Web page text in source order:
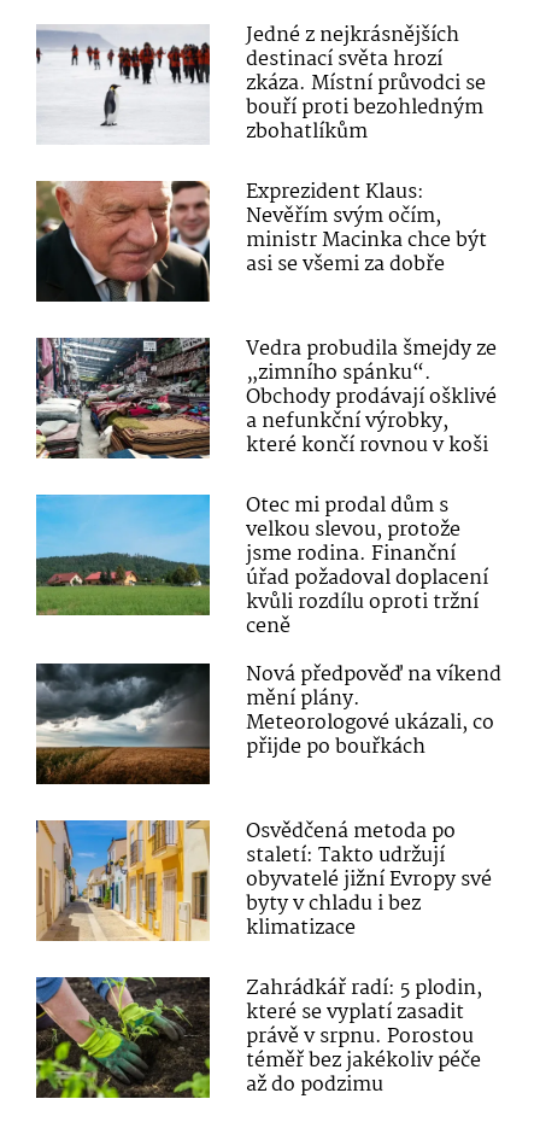
Jedné z nejkrásnějších
destinací světa hrozí
zkáza. Místní průvodci se
bouří proti bezohledným
zbohatlíkům
Exprezident Klaus:
Nevěřím svým očím,
ministr Macinka chce být
asi se všemi za dobře
Vedra probudila šmejdy ze
„zimního spánku“.
Obchody prodávají ošklivé
a nefunkční výrobky,
které končí rovnou v koši
Otec mi prodal dům s
velkou slevou, protože
jsme rodina. Finanční
úřad požadoval doplacení
kvůli rozdílu oproti tržní
ceně
Nová předpověď na víkend
mění plány.
Meteorologové ukázali, co
přijde po bouřkách
Osvědčená metoda po
staletí: Takto udržují
obyvatelé jižní Evropy své
byty v chladu i bez
klimatizace
Zahrádkář radí: 5 plodin,
které se vyplatí zasadit
právě v srpnu. Porostou
téměř bez jakékoliv péče
až do podzimu